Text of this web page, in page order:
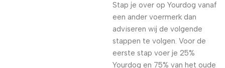
Stap je over op Yourdog vanaf
een ander voermerk dan
adviseren wij de volgende
stappen te volgen. Voor de
eerste stap voer je 25%
Yourdog en 75% van het oude